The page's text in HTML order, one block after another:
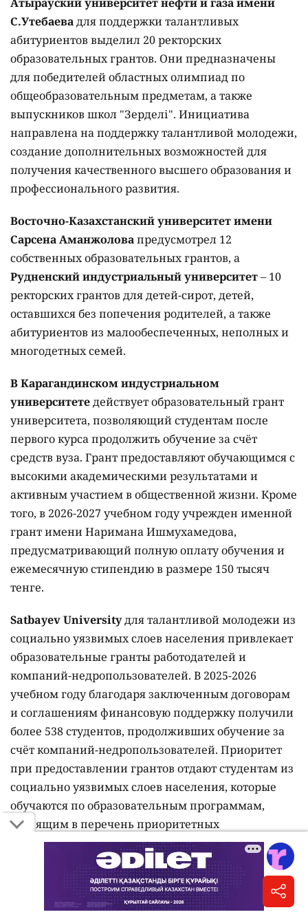
С.Утебаевадля поддержки талантливых
абитуриентов выделил 20 ректорских
образовательных грантов. Они предназначены
для победителей областных олимпиад по
общеобразовательным предметам, а также
выпускников школ "Зерделі". Инициатива
направлена на поддержку талантливой молодежи,
создание дополнительных возможностей для
получения качественного высшего образования и
профессионального развития.
Восточно-Казахстанский университет имени
Сарсена Аманжоловапредусмотрел 12
собственных образовательных грантов, а
Рудненский индустриальный университет– 10
ректорских грантов для детей-сирот, детей,
оставшихся без попечения родителей, а также
абитуриентов из малообеспеченных, неполных и
многодетных семей.
В Карагандинском индустриальном
университетедействует образовательный грант
университета, позволяющий студентам после
первого курса продолжить обучение за счёт
средств вуза. Грант предоставляют обучающимся с
высокими академическими результатами и
активным участием в общественной жизни. Кроме
того, в 2026-2027 учебном году учрежден именной
грант имени Наримана Ишмухамедова,
предусматривающий полную оплату обучения и
ежемесячную стипендию в размере 150 тысяч
тенге.
Satbayev Universityдля талантливой молодежи из
социально уязвимых слоев населения привлекает
образовательные гранты работодателей и
компаний-недропользователей. В 2025-2026
учебном году благодаря заключенным договорам
и соглашениям финансовую поддержку получили
более 538 студентов, продолживших обучение за
счёт компаний-недропользователей. Приоритет
при предоставлении грантов отдают студентам из
социально уязвимых слоев населения, которые
обучаются по образовательным программам,
входящим в перечень приоритетных
специальностей энергетической отрасли,
утвержденный Министерством энергетики. К этой
категории относятся дети-сироты, лица с
инвалидностью, дети, оставшиеся без попечения